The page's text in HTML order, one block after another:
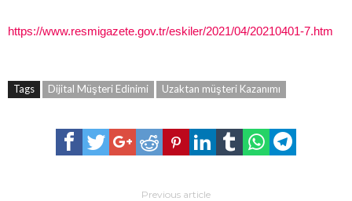
https://www.resmigazete.gov.tr/eskiler/2021/04/20210401-7.htm
Tags Dijital Müşteri Edinimi Uzaktan müşteri Kazanımı
Previous article